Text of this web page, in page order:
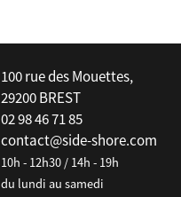
100 rue des Mouettes,
29200 BREST
02 98 46 71 85
contact@side-shore.com
10h - 12h30 / 14h - 19h
du lundi au samedi